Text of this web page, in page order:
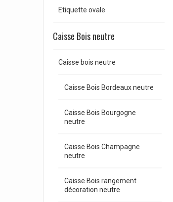
Etiquette ovale
Caisse Bois neutre
Caisse bois neutre
Caisse Bois Bordeaux neutre
Caisse Bois Bourgogne
neutre
Caisse Bois Champagne
neutre
Caisse Bois rangement
décoration neutre